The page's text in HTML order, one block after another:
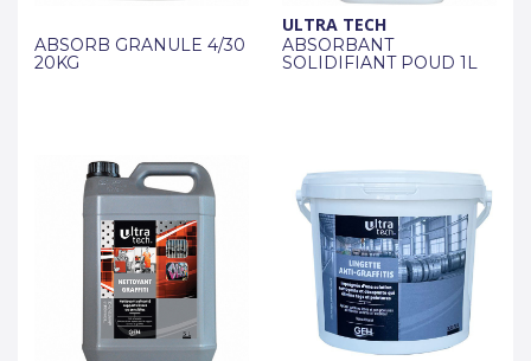
ABSORB GRANULE 4/30
20KG
ULTRA TECH
ABSORBANT
SOLIDIFIANT POUD 1L